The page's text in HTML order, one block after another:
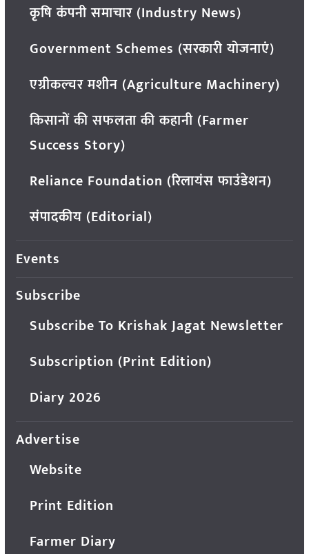
कृषि कंपनी समाचार (Industry News)
Government Schemes (सरकारी योजनाएं)
एग्रीकल्चर मशीन (Agriculture Machinery)
किसानों की सफलता की कहानी (Farmer
Success Story)
Reliance Foundation (रिलायंस फाउंडेशन)
संपादकीय (Editorial)
Events
Subscribe
Subscribe To Krishak Jagat Newsletter
Subscription (Print Edition)
Diary 2026
Advertise
Website
Print Edition
Farmer Diary